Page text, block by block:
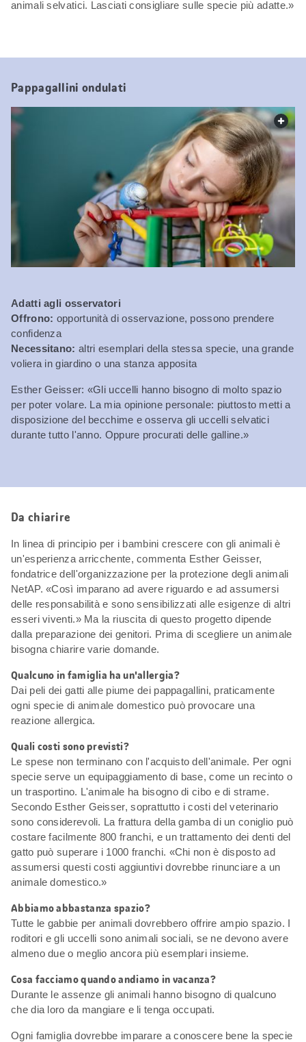
animali selvatici. Lasciati consigliare sulle specie più adatte.»
Pappagallini ondulati
Adatti agli osservatori
Offrono: opportunità di osservazione, possono prendere
confidenza
Necessitano: altri esemplari della stessa specie, una grande
voliera in giardino o una stanza apposita
Esther Geisser: «Gli uccelli hanno bisogno di molto spazio
per poter volare. La mia opinione personale: piuttosto metti a
disposizione del becchime e osserva gli uccelli selvatici
durante tutto l'anno. Oppure procurati delle galline.»
Da chiarire
In linea di principio per i bambini crescere con gli animali è
un'esperienza arricchente, commenta Esther Geisser,
fondatrice dell'organizzazione per la protezione degli animali
NetAP. «Così imparano ad avere riguardo e ad assumersi
delle responsabilità e sono sensibilizzati alle esigenze di altri
esseri viventi.» Ma la riuscita di questo progetto dipende
dalla preparazione dei genitori. Prima di scegliere un animale
bisogna chiarire varie domande.
Qualcuno in famiglia ha un'allergia?
Dai peli dei gatti alle piume dei pappagallini, praticamente
ogni specie di animale domestico può provocare una
reazione allergica.
Quali costi sono previsti?
Le spese non terminano con l'acquisto dell'animale. Per ogni
specie serve un equipaggiamento di base, come un recinto o
un trasportino. L'animale ha bisogno di cibo e di strame.
Secondo Esther Geisser, soprattutto i costi del veterinario
sono considerevoli. La frattura della gamba di un coniglio può
costare facilmente 800 franchi, e un trattamento dei denti del
gatto può superare i 1000 franchi. «Chi non è disposto ad
assumersi questi costi aggiuntivi dovrebbe rinunciare a un
animale domestico.»
Abbiamo abbastanza spazio?
Tutte le gabbie per animali dovrebbero offrire ampio spazio. I
roditori e gli uccelli sono animali sociali, se ne devono avere
almeno due o meglio ancora più esemplari insieme.
Cosa facciamo quando andiamo in vacanza?
Durante le assenze gli animali hanno bisogno di qualcuno
che dia loro da mangiare e li tenga occupati.
Ogni famiglia dovrebbe imparare a conoscere bene la specie